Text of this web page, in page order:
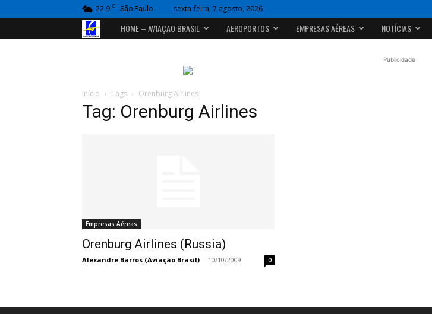
22.9 C São Paulo sexta-feira, 7 agosto, 2026
Portal
HOME – AVIAÇÃO BRASIL AEROPORTOS EMPRESAS AÉREAS NOTÍCIAS
Publicidade
Início Tags Orenburg Airlines
Tag: Orenburg Airlines
Empresas Aéreas
Orenburg Airlines (Russia)
Alexandre Barros (Aviação Brasil) - 10/10/2009 0